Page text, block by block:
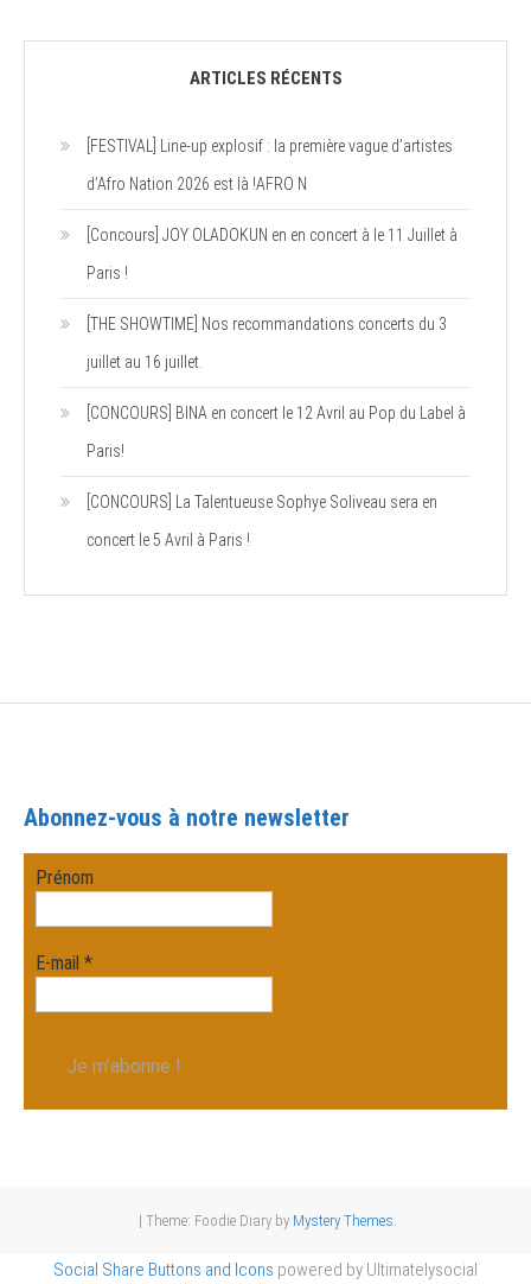
articles
ARTICLES RÉCENTS
[FESTIVAL] Line-up explosif : la première vague d’artistes
d’Afro Nation 2026 est là !AFRO N
[Concours] JOY OLADOKUN en en concert à le 11 Juillet à
Paris !
[THE SHOWTIME] Nos recommandations concerts du 3
juillet au 16 juillet.
[CONCOURS] BINA en concert le 12 Avril au Pop du Label à
Paris!
[CONCOURS] La Talentueuse Sophye Soliveau sera en
concert le 5 Avril à Paris !
Abonnez-vous à notre newsletter
Prénom
E-mail*
| Theme: Foodie Diary by Mystery Themes
Social Share Buttons and Icons powered by Ultimatelysocial